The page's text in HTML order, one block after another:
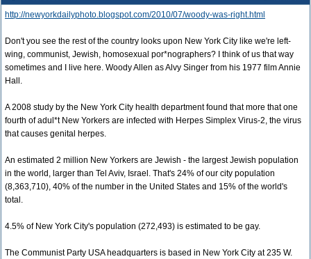
http://newyorkdailyphoto.blogspot.com/2010/07/woody-was-right.html
Don't you see the rest of the country looks upon New York City like we're left-
wing, communist, Jewish, homosexual por*nographers? I think of us that way
sometimes and I live here. Woody Allen as Alvy Singer from his 1977 film Annie
Hall.
A 2008 study by the New York City health department found that more that one
fourth of adul*t New Yorkers are infected with Herpes Simplex Virus-2, the virus
that causes genital herpes.
An estimated 2 million New Yorkers are Jewish - the largest Jewish population
in the world, larger than Tel Aviv, Israel. That's 24% of our city population
(8,363,710), 40% of the number in the United States and 15% of the world's
total.
4.5% of New York City's population (272,493) is estimated to be gay.
The Communist Party USA headquarters is based in New York City at 235 W.